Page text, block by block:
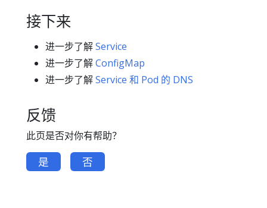
接下来
进一步了解Service
进一步了解ConfigMap
进一步了解Service 和 Pod 的 DNS
反馈
此页是否对你有帮助？
是 否